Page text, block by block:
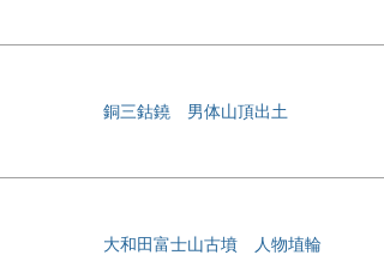
銅三鈷鐃 男体山頂出土
大和田富士山古墳 人物埴輪